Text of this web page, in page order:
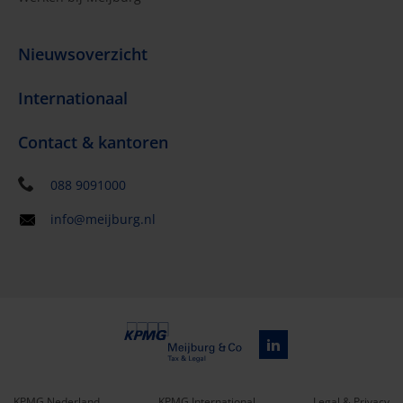
Nieuwsoverzicht
Internationaal
Contact & kantoren
088 9091000
info@meijburg.nl